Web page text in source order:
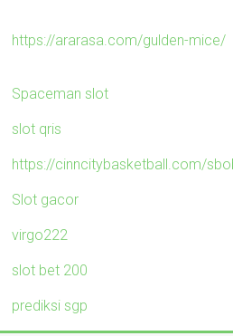
https://ararasa.com/gulden-mice/
Spaceman slot
slot qris
https://cinncitybasketball.com/
Slot gacor
virgo222
slot bet 200
prediksi sgp